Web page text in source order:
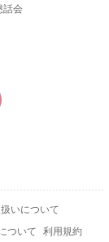
話会
いについて
ついて 利用規約